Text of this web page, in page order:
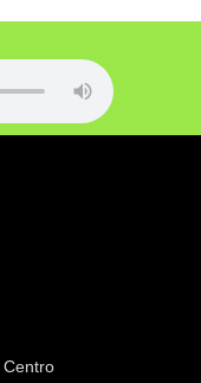
Centro